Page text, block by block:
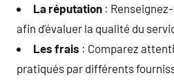
La réputation :
afin d’évaluer la qualité du
Les frais : Comparez
pratiqués par différents